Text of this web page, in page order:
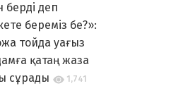
деп
береміз бе?»:
тойда уағыз
қатаң жаза
сұрады
1,741